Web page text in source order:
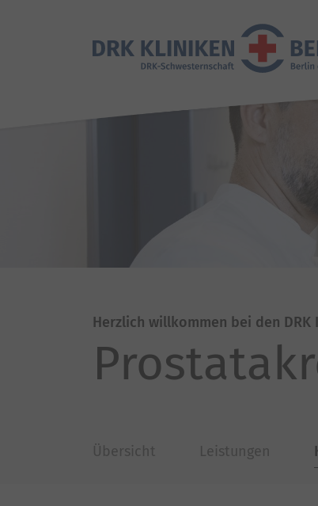
Herzlich willkommen bei den DRK
Übersicht Leistungen